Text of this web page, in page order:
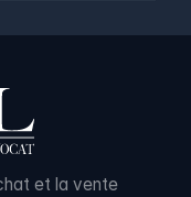
et la vente